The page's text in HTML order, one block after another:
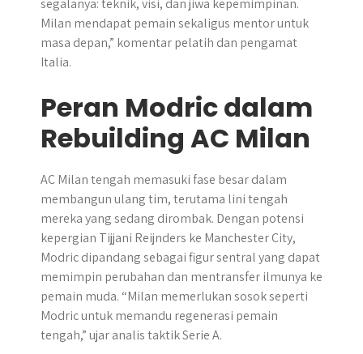
segalanya: teknik, visi, dan jiwa kepemimpinan.
Milan mendapat pemain sekaligus mentor untuk
masa depan,” komentar pelatih dan pengamat
Italia.
Peran Modric dalam
Rebuilding AC Milan
AC Milan tengah memasuki fase besar dalam
membangun ulang tim, terutama lini tengah
mereka yang sedang dirombak. Dengan potensi
kepergian Tijjani Reijnders ke Manchester City,
Modric dipandang sebagai figur sentral yang dapat
memimpin perubahan dan mentransfer ilmunya ke
pemain muda. “Milan memerlukan sosok seperti
Modric untuk memandu regenerasi pemain
tengah,” ujar analis taktik Serie A.